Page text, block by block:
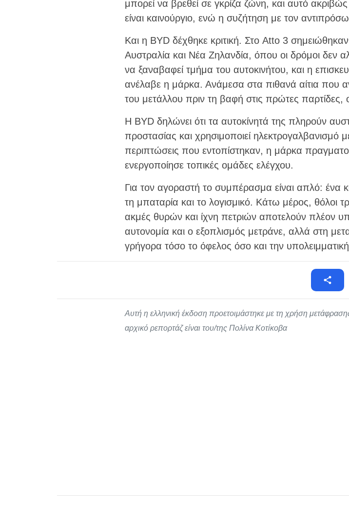
μπορεί να βρεθεί σε γκρίζα ζώνη, και αυτό ακριβώς
είναι καινούργιο, ενώ η συζήτηση με τον
Και η BYD δέχθηκε κριτική. Στο Atto 3
Αυστραλία και Νέα Ζηλανδία, όπου οι δρόμοι δεν
να ξαναβαφεί τμήμα του αυτοκινήτου, και η
ανέλαβε η μάρκα. Ανάμεσα στα πιθανά αίτια που
του μετάλλου πριν τη βαφή στις πρώτες παρτίδες,
Η BYD δηλώνει ότι τα αυτοκίνητά της πληρούν
προστασίας και χρησιμοποιεί
περιπτώσεις που εντοπίστηκαν, η μάρκα
ενεργοποίησε τοπικές ομάδες ελέγχου.
Για τον αγοραστή το συμπέρασμα είναι απλό: ένα
τη μπαταρία και το λογισμικό. Κάτω μέρος, θόλοι
ακμές θυρών και ίχνη πετριών αποτελούν πλέον
αυτονομία και ο εξοπλισμός μετράνε, αλλά στη
γρήγορα τόσο το όφελος όσο και την
Αυτή η ελληνική έκδοση προετοιμάστηκε με τη χρήση
αρχικό ρεπορτάζ είναι του/της Πολίνα Κοτίκοβα